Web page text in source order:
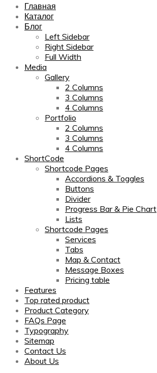
Главная
Каталог
Блог
Left Sidebar
Right Sidebar
Full Width
Media
Gallery
2 Columns
3 Columns
4 Columns
Portfolio
2 Columns
3 Columns
4 Columns
ShortCode
Shortcode Pages
Accordions & Toggles
Buttons
Divider
Progress Bar & Pie Chart
Lists
Shortcode Pages
Services
Tabs
Map & Contact
Message Boxes
Pricing table
Features
Top rated product
Product Category
FAQs Page
Typography
Sitemap
Contact Us
About Us